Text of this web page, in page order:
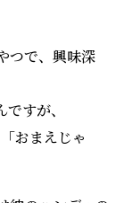
つで、興味深
すが、
おまえじゃ